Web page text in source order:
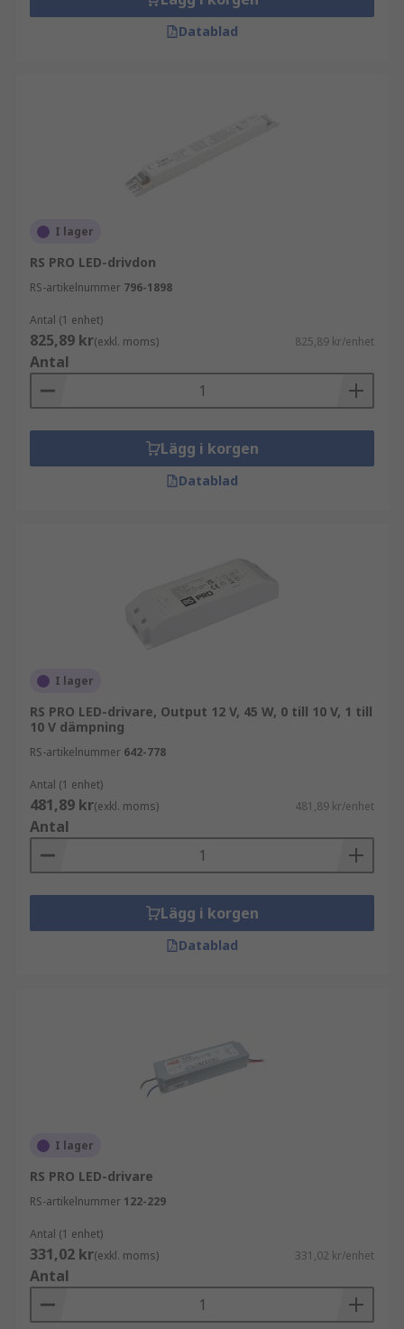
Datablad
I lager
RS PRO LED-drivdon
RS-artikelnummer 796-1898
Antal (1 enhet)
825,89 kr(exkl. moms) 825,89 kr/enhet
Antal
Lägg i korgen
Datablad
I lager
RS PRO LED-drivare, Output 12 V, 45 W, 0 till 10 V, 1 till
10 V dämpning
RS-artikelnummer 642-778
Antal (1 enhet)
481,89 kr(exkl. moms) 481,89 kr/enhet
Antal
Lägg i korgen
Datablad
I lager
RS PRO LED-drivare
RS-artikelnummer 122-229
Antal (1 enhet)
331,02 kr(exkl. moms) 331,02 kr/enhet
Antal